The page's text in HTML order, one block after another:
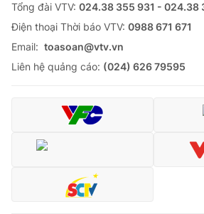
Emagazine Podcast
VTV Money VTV
VTV Sức khoẻ
Tổng đài VTV: 024.38 355 931 - 024.38
Ðiện thoại Thời báo VTV: 0988 671 671
Email: toasoan@vtv.vn
Liên hệ quảng cáo: (024) 626 79595